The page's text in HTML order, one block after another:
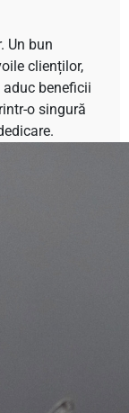
Un bun
clienților,
beneficii
o singură